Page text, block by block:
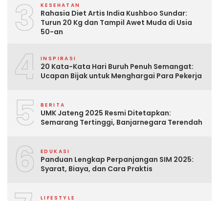
3 KESEHATAN
Rahasia Diet Artis India Kushboo Sundar:
Turun 20 Kg dan Tampil Awet Muda di Usia
50-an
4 INSPIRASI
20 Kata-Kata Hari Buruh Penuh Semangat:
Ucapan Bijak untuk Menghargai Para Pekerja
5 BERITA
UMK Jateng 2025 Resmi Ditetapkan:
Semarang Tertinggi, Banjarnegara Terendah
6 EDUKASI
Panduan Lengkap Perpanjangan SIM 2025:
Syarat, Biaya, dan Cara Praktis
LIFESTYLE